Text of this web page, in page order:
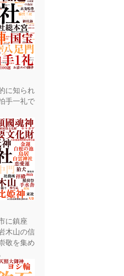
に知られ
手一礼で
に鎮座
木山の信
敬を集め